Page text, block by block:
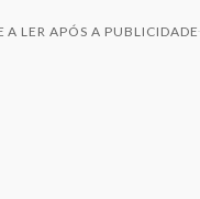
A LER APÓS A PUBLICIDADE